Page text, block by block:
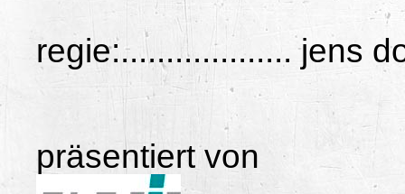
regie:................... jens
präsentiert von